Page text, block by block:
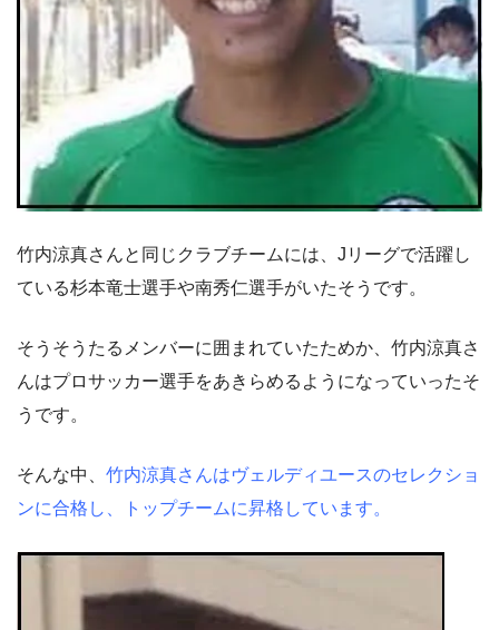
竹内涼真さんと同じクラブチームには、Jリーグで活躍し
ている杉本竜士選手や南秀仁選手がいたそうです。
そうそうたるメンバーに囲まれていたためか、竹内涼真さ
んはプロサッカー選手をあきらめるようになっていったそ
うです。
そんな中、 竹内涼真さんはヴェルディユースのセレクショ
ンに合格し、トップチームに昇格しています。